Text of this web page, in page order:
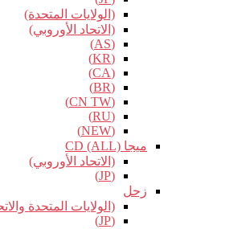
(الولايات المتحدة)
(الاتحاد الأوروبي)
(AS)
(KR)
(CA)
(BR)
(CN TW)
(RU)
(NEW)
ميجا CD (ALL)
(الاتحاد الأوروبي)
(JP)
زحل
(الولايات المتحدة
(JP)